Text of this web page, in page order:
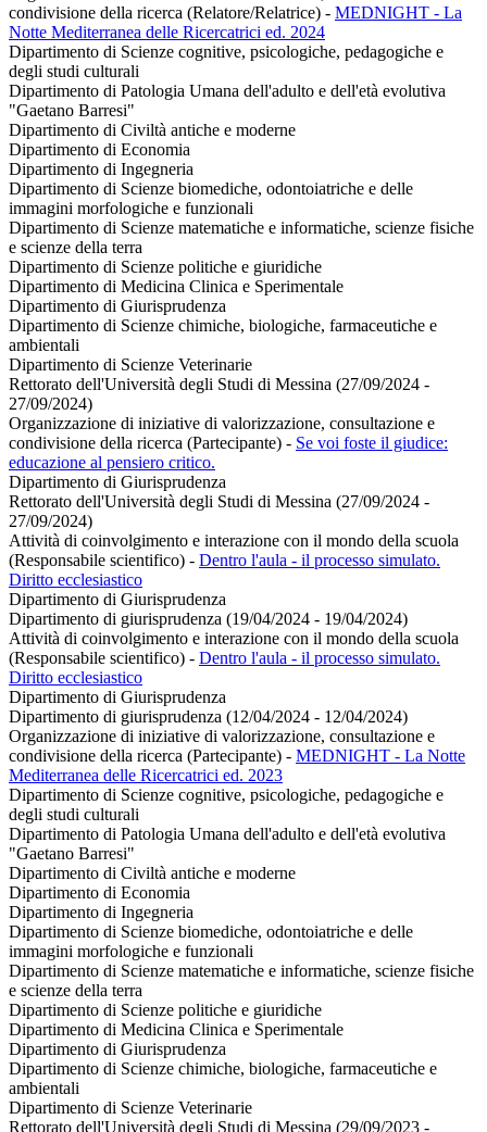
condivisione della ricerca (Relatore/Relatrice) - MEDNIGHT - La
Notte Mediterranea delle Ricercatrici ed. 2024
Dipartimento di Scienze cognitive, psicologiche, pedagogiche e
degli studi culturali
Dipartimento di Patologia Umana dell'adulto e dell'età evolutiva
"Gaetano Barresi"
Dipartimento di Civiltà antiche e moderne
Dipartimento di Economia
Dipartimento di Ingegneria
Dipartimento di Scienze biomediche, odontoiatriche e delle
immagini morfologiche e funzionali
Dipartimento di Scienze matematiche e informatiche, scienze fisiche
e scienze della terra
Dipartimento di Scienze politiche e giuridiche
Dipartimento di Medicina Clinica e Sperimentale
Dipartimento di Giurisprudenza
Dipartimento di Scienze chimiche, biologiche, farmaceutiche e
ambientali
Dipartimento di Scienze Veterinarie
Rettorato dell'Università degli Studi di Messina (27/09/2024 -
27/09/2024)
Organizzazione di iniziative di valorizzazione, consultazione e
condivisione della ricerca (Partecipante) - Se voi foste il giudice:
educazione al pensiero critico.
Dipartimento di Giurisprudenza
Rettorato dell'Università degli Studi di Messina (27/09/2024 -
27/09/2024)
Attività di coinvolgimento e interazione con il mondo della scuola
(Responsabile scientifico) - Dentro l'aula - il processo simulato.
Diritto ecclesiastico
Dipartimento di Giurisprudenza
Dipartimento di giurisprudenza (19/04/2024 - 19/04/2024)
Attività di coinvolgimento e interazione con il mondo della scuola
(Responsabile scientifico) - Dentro l'aula - il processo simulato.
Diritto ecclesiastico
Dipartimento di Giurisprudenza
Dipartimento di giurisprudenza (12/04/2024 - 12/04/2024)
Organizzazione di iniziative di valorizzazione, consultazione e
condivisione della ricerca (Partecipante) - MEDNIGHT - La Notte
Mediterranea delle Ricercatrici ed. 2023
Dipartimento di Scienze cognitive, psicologiche, pedagogiche e
degli studi culturali
Dipartimento di Patologia Umana dell'adulto e dell'età evolutiva
"Gaetano Barresi"
Dipartimento di Civiltà antiche e moderne
Dipartimento di Economia
Dipartimento di Ingegneria
Dipartimento di Scienze biomediche, odontoiatriche e delle
immagini morfologiche e funzionali
Dipartimento di Scienze matematiche e informatiche, scienze fisiche
e scienze della terra
Dipartimento di Scienze politiche e giuridiche
Dipartimento di Medicina Clinica e Sperimentale
Dipartimento di Giurisprudenza
Dipartimento di Scienze chimiche, biologiche, farmaceutiche e
ambientali
Dipartimento di Scienze Veterinarie
Rettorato dell'Università degli Studi di Messina (29/09/2023 -